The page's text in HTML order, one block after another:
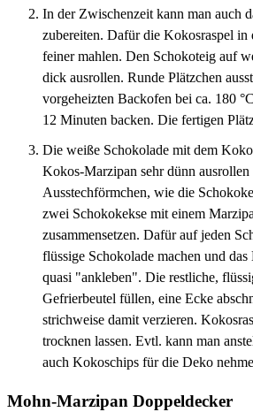
In der Zwischenzeit kann man auch
zubereiten. Dafür die Kokosraspel in
feiner mahlen. Den Schokoteig auf
dick ausrollen. Runde Plätzchen
vorgeheizten Backofen bei ca. 180
12 Minuten backen. Die fertigen
Die weiße Schokolade mit dem
Kokos-Marzipan sehr dünn
Ausstechförmchen, wie die
zwei Schokokekse mit einem
zusammensetzen. Dafür auf jeden
flüssige Schokolade machen und
quasi "ankleben". Die restliche,
Gefrierbeutel füllen, eine Ecke
strichweise damit verzieren.
trocknen lassen. Evtl. kann man
auch Kokoschips für die Deko
Mohn-Marzipan Doppeldecker